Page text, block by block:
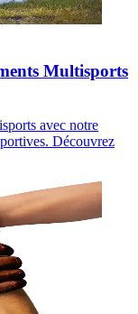
Multisports
avec notre
Découvrez